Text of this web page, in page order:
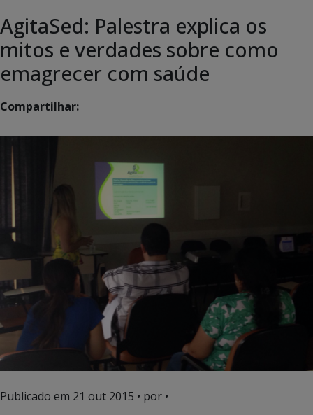
AgitaSed: Palestra explica os
mitos e verdades sobre como
emagrecer com saúde
Compartilhar:
Publicado em 21 out 2015 • por •